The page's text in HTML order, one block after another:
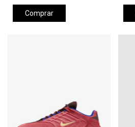
Comprar